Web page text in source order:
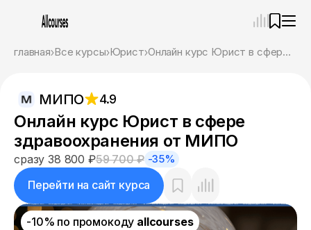
главная Все курсы Юрист Онлайн курс Юрист в сфере здравоохранения от МИПО
МИПО 4.9
Онлайн курс Юрист в сфере
здравоохранения от МИПО
сразу 38 800 ₽59 700 ₽ -35%
Перейти на сайт курса
-10% по промокоду allcourses
Привет! Я Ваш карьерный навигатор. Подберу
курсы, которые соответствует именно вашим
целям.
Пожалуйста, ответьте на несколько вопросов,
чтобы начать.
Приступим?